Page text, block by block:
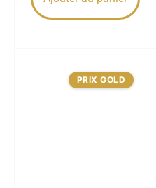
PRIX GOLD